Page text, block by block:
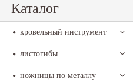
Каталог
кровельный инструмент
листогибы
ножницы по металлу